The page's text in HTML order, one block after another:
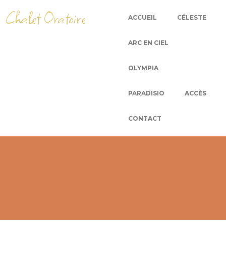
Chalet Oratoire ACCUEIL CÉLESTE
ARC EN CIEL
OLYMPIA
PARADISIO ACCÈS
CONTACT